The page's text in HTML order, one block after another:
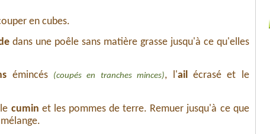
en cubes.
dans une poêle sans matière grasse jusqu'à ce qu'elles
émincés (coupés en tranches minces), l'ailécrasé et le
cumin et les pommes de terre. Remuer jusqu'à ce que